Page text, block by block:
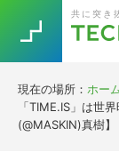
primary
navigation
main
content
primary
sidebar
footer
共に突き
現在の場所： ホー
「TIME.IS」は世
(@MASKIN)真樹】
Trend 今